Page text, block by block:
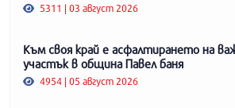
5311 | 03 август 2026
Към своя край е асфалтирането на
участък в община Павел баня
4954 | 05 август 2026